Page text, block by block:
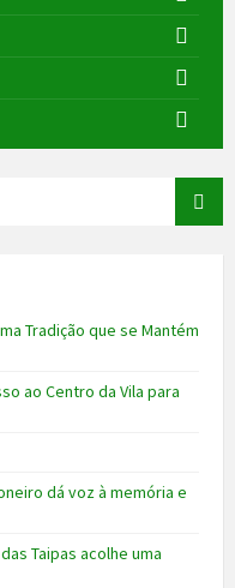
Tradição que se Mantém
ao Centro da Vila para
dá voz à memória e
Taipas acolhe uma